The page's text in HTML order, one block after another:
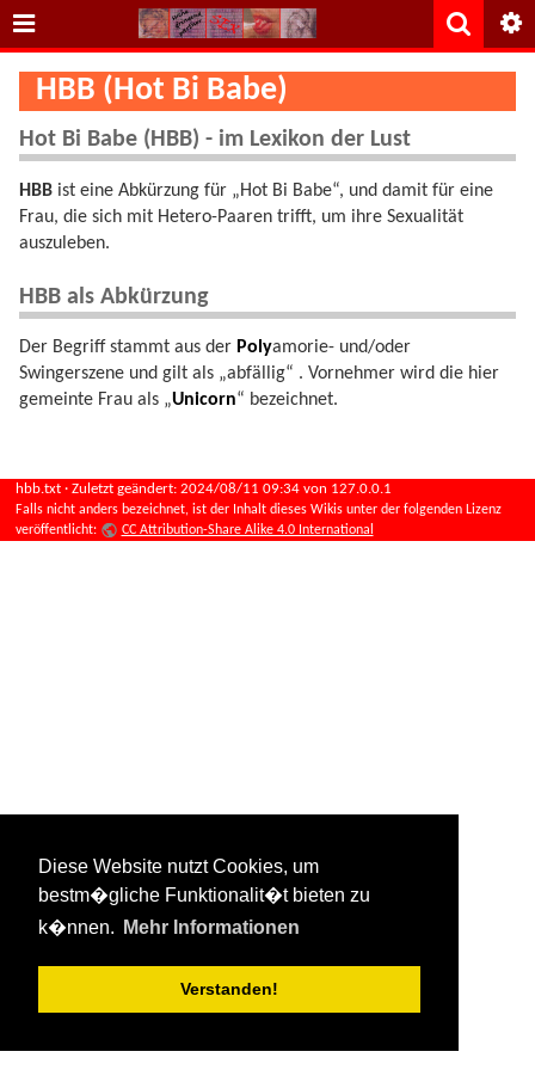
Diese Website nutzt Cookies, um
bestm�gliche Funktionalit�t bieten zu
k�nnen.
Mehr Informationen
Verstanden!
HBB (Hot Bi Babe)
Hot Bi Babe (HBB) - im Lexikon der Lust
HBB ist eine Abkürzung für „Hot Bi Babe“, und damit für eine
Frau, die sich mit Hetero-Paaren trifft, um ihre Sexualität
auszuleben.
HBB als Abkürzung
Der Begriff stammt aus der Polyamorie- und/oder
Swingerszene und gilt als „abfällig“ . Vornehmer wird die hier
gemeinte Frau als „Unicorn“ bezeichnet.
hbb.txt · Zuletzt geändert:2024/08/11 09:34 von 127.0.0.1
Falls nicht anders bezeichnet, ist der Inhalt dieses Wikis unter der folgenden Lizenz
veröffentlicht:
CC Attribution-Share Alike 4.0 International